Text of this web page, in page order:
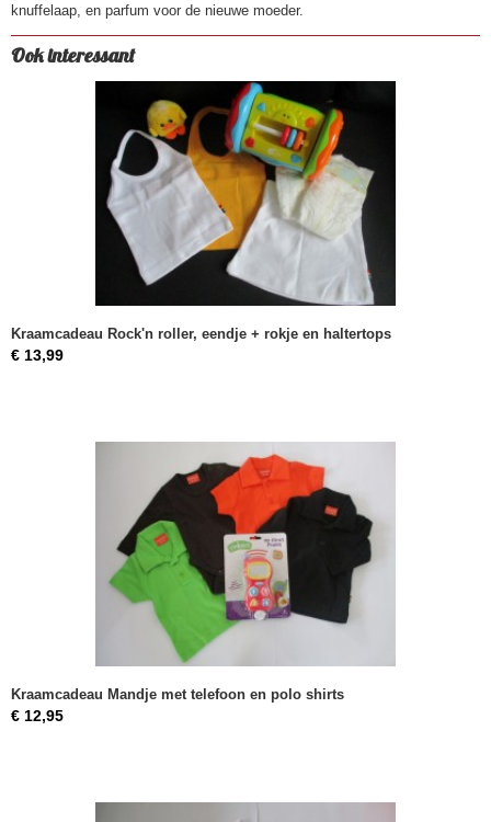
knuffelaap, en parfum voor de nieuwe moeder.
Ook interessant
Kraamcadeau Rock'n roller, eendje + rokje en haltertops
€ 13,99
Kraamcadeau Mandje met telefoon en polo shirts
€ 12,95